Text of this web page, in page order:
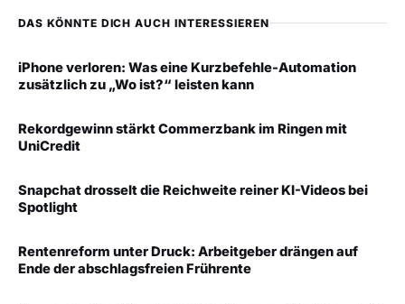
DAS KÖNNTE DICH AUCH INTERESSIEREN
iPhone verloren: Was eine Kurzbefehle-Automation
zusätzlich zu „Wo ist?“ leisten kann
Rekordgewinn stärkt Commerzbank im Ringen mit
UniCredit
Snapchat drosselt die Reichweite reiner KI-Videos bei
Spotlight
Rentenreform unter Druck: Arbeitgeber drängen auf
Ende der abschlagsfreien Frührente